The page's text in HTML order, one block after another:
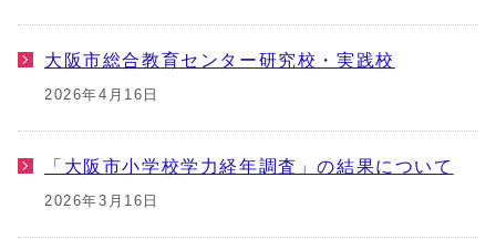
大阪市総合教育センター研究校・実践校
2026年4月16日
「大阪市小学校学力経年調査」の結果について
2026年3月16日